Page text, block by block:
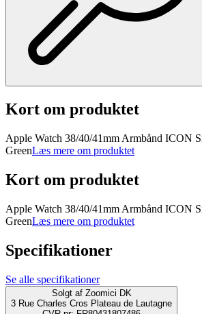
Kort om produktet
Apple Watch 38/40/41mm Armbånd ICON
GreenLæs mere om produktet
Kort om produktet
Apple Watch 38/40/41mm Armbånd ICON
GreenLæs mere om produktet
Specifikationer
Se alle specifikationer
Solgt af Zoomici DK
3 Rue Charles Cros Plateau de Lautagne